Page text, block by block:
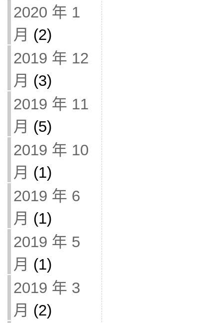
2020 年 1
月 (2)
2019 年 12
月 (3)
2019 年 11
月 (5)
2019 年 10
月 (1)
2019 年 6
月 (1)
2019 年 5
月 (1)
2019 年 3
月 (2)